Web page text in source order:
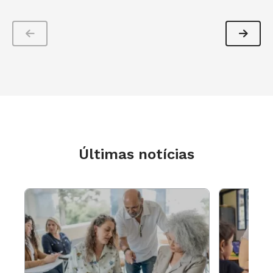
Divinópolis. Foto: Maisa Prado
Veneza recuperam o cerrado em
Divinópolis. Foto: Maisa Prado
Em lista
Aparecida Augusta de Oliveira Decat, diretora
da EM Ulisses Guimarães, na periferia de Belo
Últimas notícias